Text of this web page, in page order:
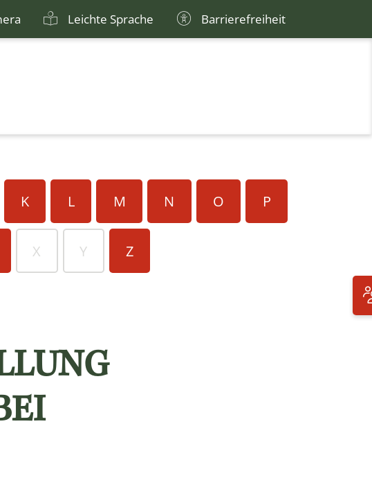
Leichte Sprache Barrierefreiheit
K L M N O P
X Y Z